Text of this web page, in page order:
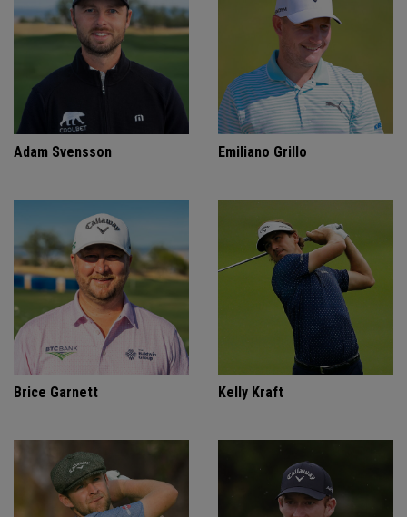
Adam Svensson Emiliano Grillo
Brice Garnett Kelly Kraft